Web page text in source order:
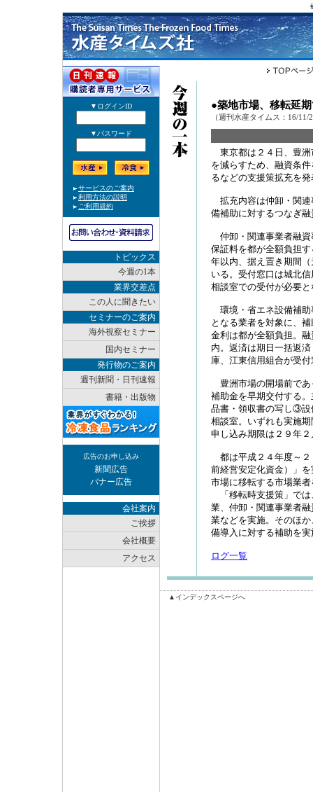
トピックス
今週の1本
業界交差点
この人に聞きたい
セミナーのご案内
海外視察セミナー
国内セミナー
発行物のご案内
週刊新聞・日刊速報
書籍・出版物
広告のお申し込み
新聞広告
バナー広告
会社案内
ご挨拶
会社概要
アクセス
●築地市場、移転延
（週刊水産タイムス：16/11/
東京都は２４日、豊洲
を減らすため、融資条
るなどの支援策拡充を
拡充内容は仲卸・関連
備補助に対するつなぎ
仲卸・関連事業者融資
保証料を都が全額負担
年以内、据え置き期間
いる。受付窓口は城北
相談室での受付が必要と
環境・省エネ設備補助
となる業者を対象に、
金利は都が全額負担。
内。返済は期日一括返
庫、江東信用組合が受
豊洲市場の開場前であ
補助金を早期交付する
品書・領収書の写し③
相談室。いずれも実施
申し込み期限は２９年
都は平成２４年度～２
前経営安定化資金）」
市場に移転する市場業
「移転時支援策」では
業、仲卸・関連事業者
業などを実施。そのほ
備導入に対する補助を
ログ一覧
▲インデックスページへ